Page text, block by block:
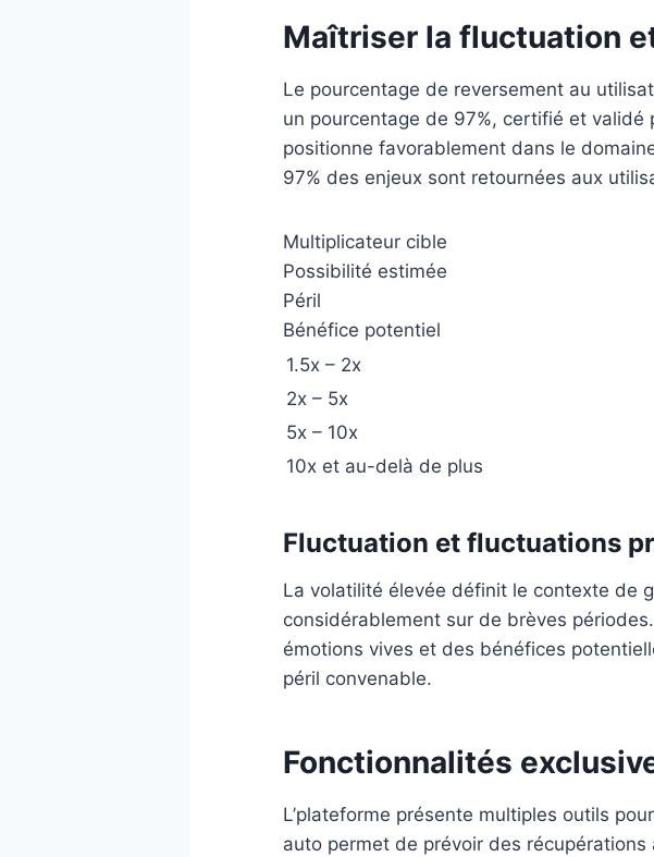
Maîtriser la fluctuation
Le pourcentage de reversement au
un pourcentage de 97%, certifié et
positionne favorablement dans le
97% des enjeux sont retournées aux
Multiplicateur cible
Possibilité estimée
Péril
Bénéfice potentiel
1.5x – 2x
2x – 5x
5x – 10x
10x et au-delà de plus
Fluctuation et fluctuations
La volatilité élevée définit le contexte de
considérablement sur de brèves
émotions vives et des bénéfices
péril convenable.
Fonctionnalités
L’plateforme présente multiples outils
auto permet de prévoir des